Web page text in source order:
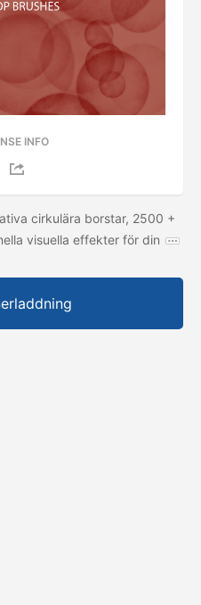
INFO
cirkulära borstar, 2500 +
visuella effekter för din